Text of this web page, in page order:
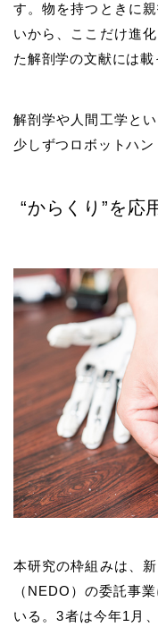
す。物を持つときに
いから、ここだけ進
た解剖学の文献には載
解剖学や人間工学と
少しずつロボットハン
“からくり”を応
本研究の枠組みは、
（NEDO）の委託事
いる。3者は今年1月